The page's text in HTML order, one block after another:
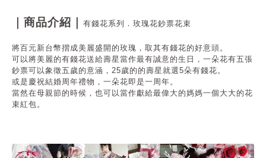
｜商品介紹｜ 有錢花系列．玫瑰花鈔票花束
將百元新台幣摺成美麗盛開的玫瑰，取其有錢花的好意頭。
可以將美麗的有錢花送給壽星當作最有誠意的生日，一朵花有五張
鈔票可以象徵五歲的意涵，25歲的的壽星就選5朵有錢花。
或是慶祝結婚周年禮物，一朵花即是一周年。
當然在母親節的時候，也可以當作獻給最偉大的媽媽一個大大的花
束紅包。